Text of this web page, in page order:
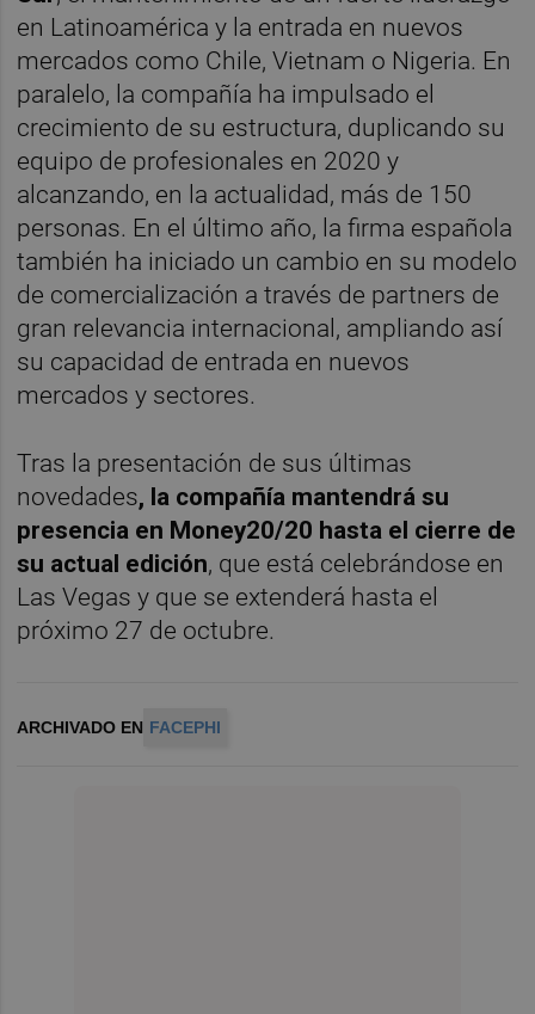
en Latinoamérica y la entrada en nuevos
mercados como Chile, Vietnam o Nigeria. En
paralelo, la compañía ha impulsado el
crecimiento de su estructura, duplicando su
equipo de profesionales en 2020 y
alcanzando, en la actualidad, más de 150
personas. En el último año, la firma española
también ha iniciado un cambio en su modelo
de comercialización a través de partners de
gran relevancia internacional, ampliando así
su capacidad de entrada en nuevos
mercados y sectores.
Tras la presentación de sus últimas
novedades, la compañía mantendrá su
presencia en Money20/20 hasta el cierre de
su actual edición, que está celebrándose en
Las Vegas y que se extenderá hasta el
próximo 27 de octubre.
ARCHIVADO EN FACEPHI